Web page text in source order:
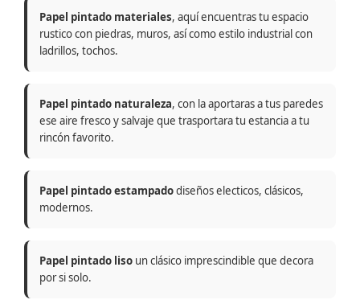
Papel pintado materiales, aquí encuentras tu espacio
rustico con piedras, muros, así como estilo industrial con
ladrillos, tochos.
Papel pintado naturaleza, con la aportaras a tus paredes
ese aire fresco y salvaje que trasportara tu estancia a tu
rincón favorito.
Papel pintado estampadodiseños electicos, clásicos,
modernos.
Papel pintado liso un clásico imprescindible que decora
por si solo.